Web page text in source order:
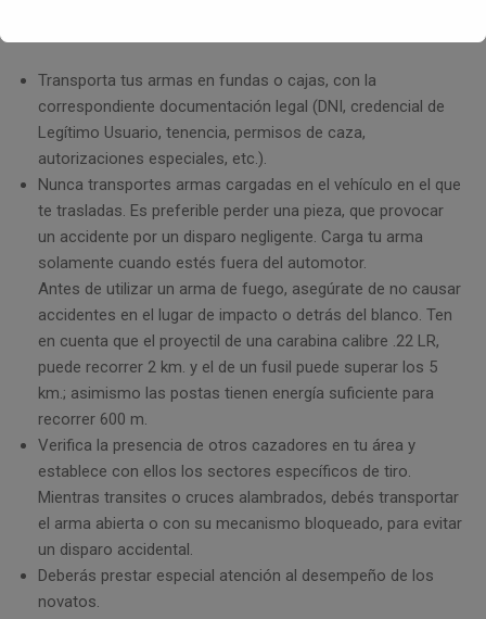
Transporta tus armas en fundas o cajas, con la
correspondiente documentación legal (DNI, credencial de
Legítimo Usuario, tenencia, permisos de caza,
autorizaciones especiales, etc.).
Nunca transportes armas cargadas en el vehículo en el que
te trasladas. Es preferible perder una pieza, que provocar
un accidente por un disparo negligente. Carga tu arma
solamente cuando estés fuera del automotor.
Antes de utilizar un arma de fuego, asegúrate de no causar
accidentes en el lugar de impacto o detrás del blanco. Ten
en cuenta que el proyectil de una carabina calibre .22 LR,
puede recorrer 2 km. y el de un fusil puede superar los 5
km.; asimismo las postas tienen energía suficiente para
recorrer 600 m.
Verifica la presencia de otros cazadores en tu área y
establece con ellos los sectores específicos de tiro.
Mientras transites o cruces alambrados, debés transportar
el arma abierta o con su mecanismo bloqueado, para evitar
un disparo accidental.
Deberás prestar especial atención al desempeño de los
novatos.